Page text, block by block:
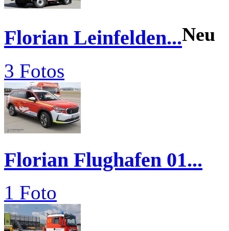
Florian Leinfelden...Neu
3 Fotos
Florian Flughafen 01...
1 Foto